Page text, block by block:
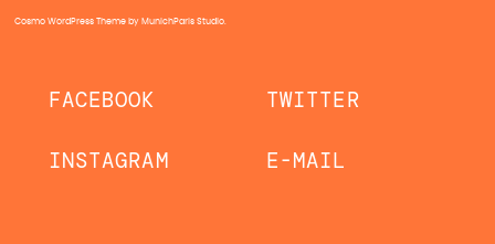
Cosmo WordPress Themeby MunichParis Studio.
FACEBOOK TWITTER
INSTAGRAM E-MAIL